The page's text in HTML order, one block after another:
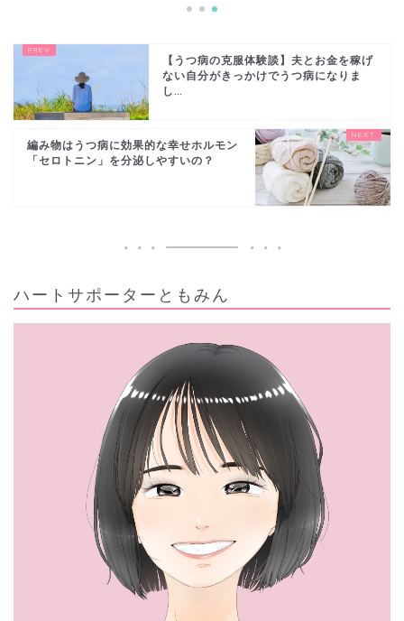
【うつ病の克服体験談】夫とお金を稼げ
ない自分がきっかけでうつ病になりま
し...
編み物はうつ病に効果的な幸せホルモン
「セロトニン」を分泌しやすいの？
ハートサポーターともみん